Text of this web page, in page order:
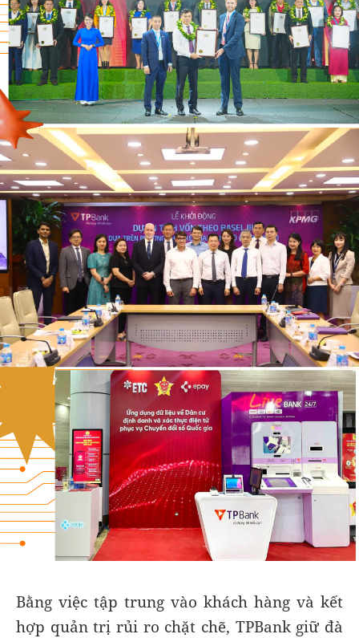
Bằng việc tập trung vào khách hàng và kết
hợp quản trị rủi ro chặt chẽ, TPBank giữ đà